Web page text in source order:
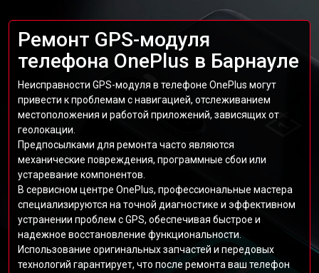
Ремонт GPS-модуля
телефона OnePlus в Барнауле
Неисправности GPS-модуля в телефоне OnePlus могут
привести к проблемам с навигацией, отслеживанием
местоположения и работой приложений, зависящих от
геолокации.
Предпосылками для ремонта часто являются
механические повреждения, программные сбои или
устаревание компонентов.
В сервисном центре OnePlus, профессиональные мастера
специализируются на точной диагностике и эффективном
устранении проблем с GPS, обеспечивая быстрое и
надежное восстановление функциональности.
Использование оригинальных запчастей и передовых
технологий гарантирует, что после ремонта ваш телефон